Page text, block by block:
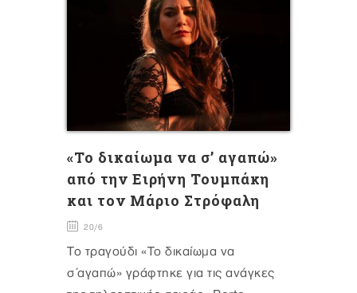
«Το δικαίωμα να σ’ αγαπώ»
από την Ειρήνη Τουμπάκη
και τον Μάριο Στρόφαλη
20/6
Το τραγούδι «Το δικαίωμα να
σ΄αγαπώ» γράφτηκε για τις ανάγκες